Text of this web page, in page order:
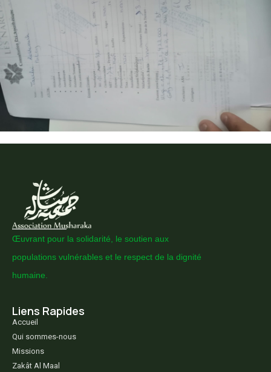
Œuvrant pour la solidarité, le soutien aux
populations vulnérables et le respect de la dignité
humaine.
Liens Rapides
Accueil
Qui sommes-nous
Missions
Zakât Al Maal